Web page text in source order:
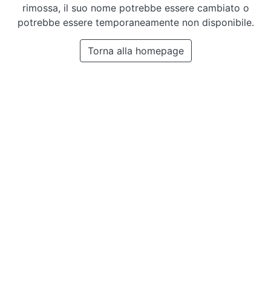
rimossa, il suo nome potrebbe essere cambiato o
potrebbe essere temporaneamente non disponibile.
Torna alla homepage